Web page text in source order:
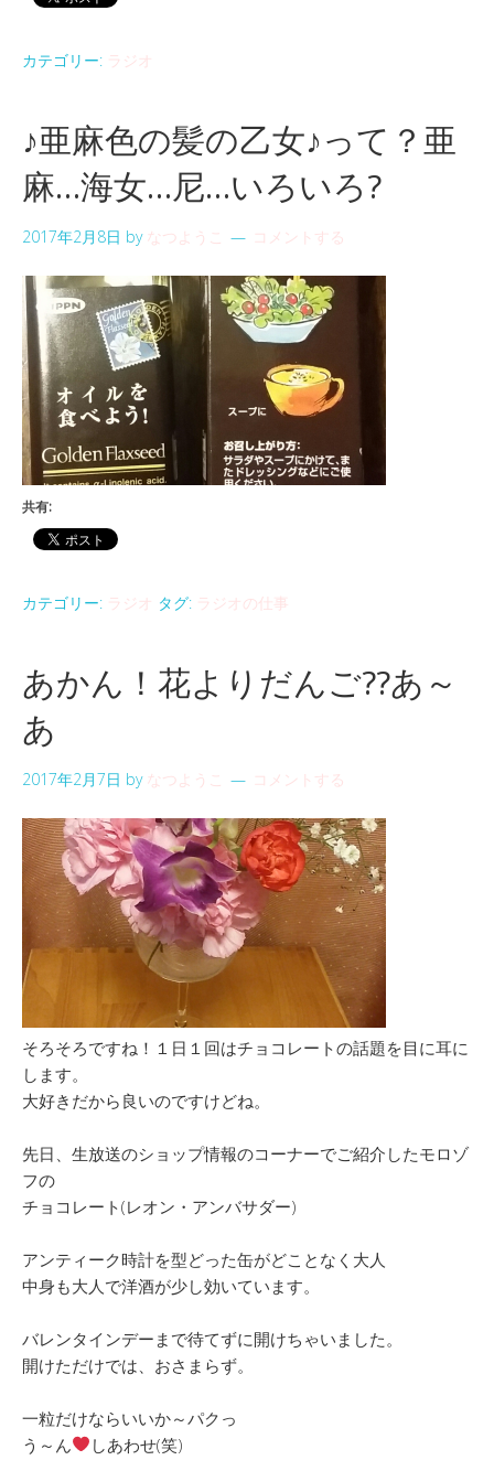
カテゴリー: ラジオ
♪亜麻色の髪の乙女♪って？亜
麻…海女…尼…いろいろ?
2017年2月8日 by なつようこ コメントする
共有:
カテゴリー: ラジオ タグ: ラジオの仕事
あかん！花よりだんご??あ～
あ
2017年2月7日 by なつようこ コメントする
そろそろですね！１日１回はチョコレートの話題を目に耳に
します。
大好きだから良いのですけどね。
先日、生放送のショップ情報のコーナーでご紹介したモロゾ
フの
チョコレート(レオン・アンバサダー)
アンティーク時計を型どった缶がどことなく大人
中身も大人で洋酒が少し効いています。
バレンタインデーまで待てずに開けちゃいました。
開けただけでは、おさまらず。
一粒だけならいいか～パクっ
う～ん
しあわせ(笑)